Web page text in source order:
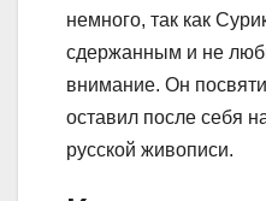
немного, так как
сдержанным и не
внимание. Он
оставил после себя
русской живописи.